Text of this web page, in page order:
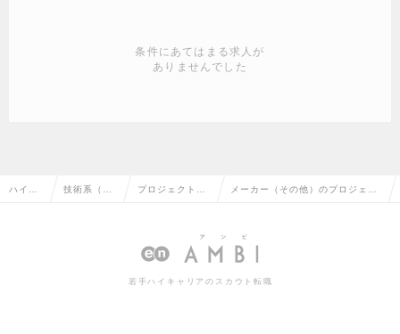
条件にあてはまる求人が
ありませんでした
ハイク 技術系（電 プロジェクトマ
気・電子）
メーカー（その他）のプロジェク
転職・求人情報一覧
若手ハイキャリアのスカウト転職